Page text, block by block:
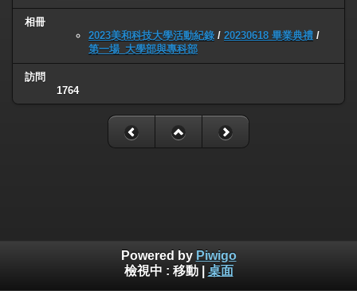
相冊
2023美和科技大學活動紀錄 / 20230618 畢業典禮 /
第一場_大學部與專科部
訪問
1764
Powered by Piwigo
檢視中 : 移動| 桌面